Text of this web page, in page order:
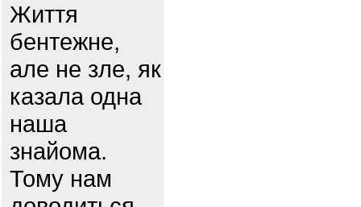
Життя
бентежне,
але не зле, як
казала одна
наша
знайома.
Тому нам